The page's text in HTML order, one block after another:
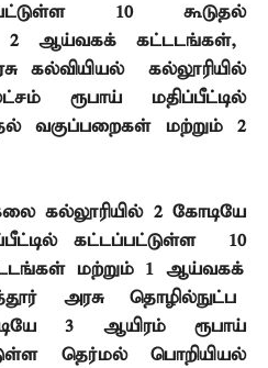
10கூடுதல்
2ஆய்வகக் கட்டடங்கள்,
கல்வியியல் கல்லூரியில்
ரூபாய் மதிப்பீட்டில்
வகுப்பறைகள் மற்றும்2
கல்லூரியில் 2கோடியே
கட்டப்பட்டுள்ள 10
மற்றும் 1 ஆய்வகக்
– அரசு தொழில்நுட்ப
3 ஆயிரம் ரூபாய்
தெர்மல் பொறியியல்